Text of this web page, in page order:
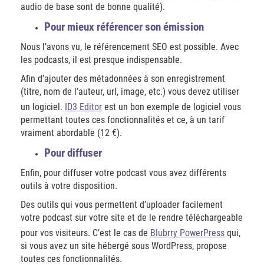
audio de base sont de bonne qualité).
Pour mieux référencer son émission
Nous l’avons vu, le référencement SEO est possible. Avec
les podcasts, il est presque indispensable.
Afin d’ajouter des métadonnées à son enregistrement
(titre, nom de l’auteur, url, image, etc.) vous devez utiliser
un logiciel. ID3 Editor est un bon exemple de logiciel vous
permettant toutes ces fonctionnalités et ce, à un tarif
vraiment abordable (12 €).
Pour diffuser
Enfin, pour diffuser votre podcast vous avez différents
outils à votre disposition.
Des outils qui vous permettent d’uploader facilement
votre podcast sur votre site et de le rendre téléchargeable
pour vos visiteurs. C’est le cas de Blubrry PowerPress qui,
si vous avez un site hébergé sous WordPress, propose
toutes ces fonctionnalités.